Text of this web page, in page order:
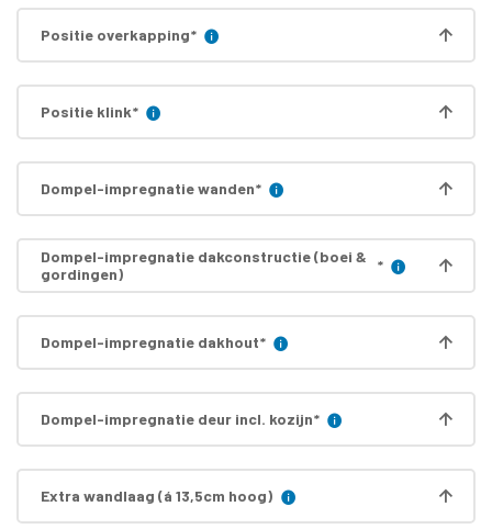
Positie overkapping*
Positie klink*
Dompel-impregnatie wanden*
Dompel-impregnatie dakconstructie (boei &
gordingen)
*
Dompel-impregnatie dakhout*
Dompel-impregnatie deur incl. kozijn*
Extra wandlaag (á 13,5cm hoog)